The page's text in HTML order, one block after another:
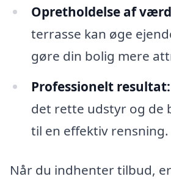
Opretholdelse af
terrasse kan øge
gøre din bolig mere
Professionelt resultat:
det rette udstyr og de
til en effektiv rensning.
Når du indhenter tilbud,